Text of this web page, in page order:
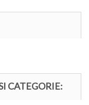
CATEGORIE: